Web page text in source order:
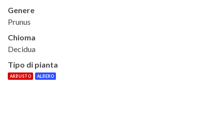
Genere
Prunus
Chioma
Decidua
Tipo di pianta
ARBUSTO ALBERO